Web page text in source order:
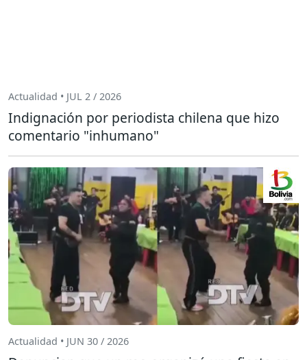
Actualidad • JUL 2 / 2026
Indignación por periodista chilena que hizo
comentario "inhumano"
Actualidad • JUN 30 / 2026